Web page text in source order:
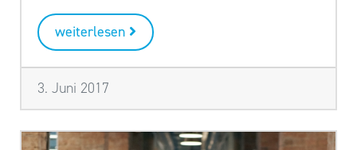
weiterlesen
3. Juni 2017